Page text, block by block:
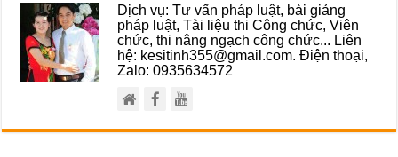
Dịch vụ: Tư vấn pháp luật, bài giảng
pháp luật, Tài liệu thi Công chức, Viên
chức, thi nâng ngạch công chức... Liên
hệ: kesitinh355@gmail.com. Điện thoại,
Zalo: 0935634572